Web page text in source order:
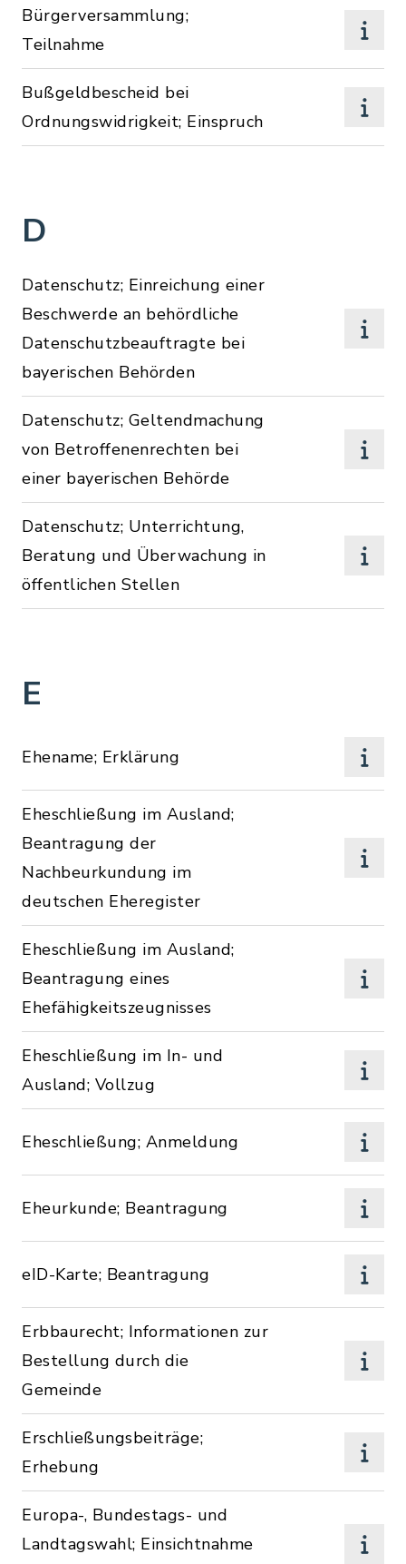
Bürgerversammlung;
Teilnahme
Bußgeldbescheid bei
Ordnungswidrigkeit; Einspruch
D
Datenschutz; Einreichung einer
Beschwerde an behördliche
Datenschutzbeauftragte bei
bayerischen Behörden
Datenschutz; Geltendmachung
von Betroffenenrechten bei
einer bayerischen Behörde
Datenschutz; Unterrichtung,
Beratung und Überwachung in
öffentlichen Stellen
E
Ehename; Erklärung
Eheschließung im Ausland;
Beantragung der
Nachbeurkundung im
deutschen Eheregister
Eheschließung im Ausland;
Beantragung eines
Ehefähigkeitszeugnisses
Eheschließung im In- und
Ausland; Vollzug
Eheschließung; Anmeldung
Eheurkunde; Beantragung
eID-Karte; Beantragung
Erbbaurecht; Informationen zur
Bestellung durch die
Gemeinde
Erschließungsbeiträge;
Erhebung
Europa-, Bundestags- und
Landtagswahl; Einsichtnahme